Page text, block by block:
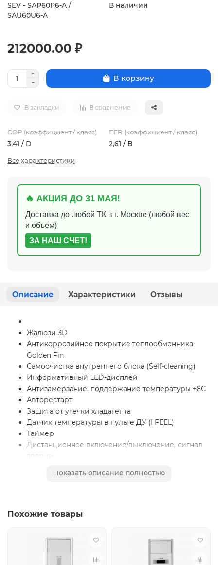
SEV - SAP60P6-A /
SAU60U6-A
В наличии
212000.00 ₽
В корзину
В закладки В сравнение
COP (коэффициент / класс)
3,41 / D
EER (коэффициент / класс)
2,61 / B
Все характеристики
🔥 АКЦИЯ ДО 31 МАЯ!
Доставка до любой ТК в г. Москве (любой вес
и объем)
ЗА НАШ СЧЕТ!
Описание Характеристики Отзывы
Жалюзи 3D
Антикоррозийное покрытие теплообменника
Golden Fin
Самоочистка внутреннего блока (Self-cleaning)
Информативный LED-дисплей
Антизамерзание: поддержание температуры +8С
Авторестарт
Защита от утечки хладагента
Датчик температуры в пульте ДУ (I FEEL)
Таймер
Дистанционное включение/выключение, сигнал
аварии
температуре до - 15°C
WiFi подготовка (WiFi ready)
Показать описание полностью
Похожие товары